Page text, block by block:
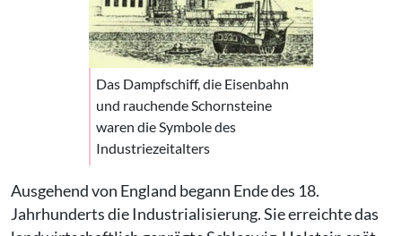
Das Dampfschiff, die Eisenbahn
und rauchende Schornsteine
waren die Symbole des
Industriezeitalters
Ausgehend von England begann Ende des 18.
Jahrhunderts die Industrialisierung. Sie erreichte das